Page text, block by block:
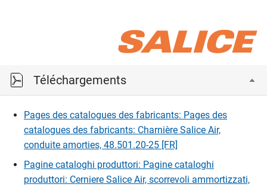
Téléchargements
Pages des catalogues des fabricants: Pages des
catalogues des fabricants: Charnière Salice Air,
conduite amorties, 48.501.20-25 [FR]
Pagine cataloghi produttori: Pagine cataloghi
produttori: Cerniere Salice Air, scorrevoli ammortizzati,